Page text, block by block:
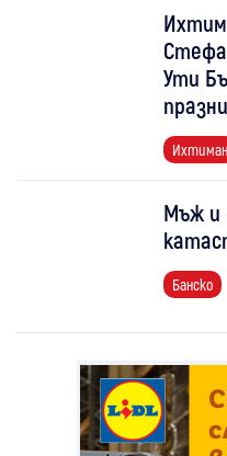
Ути
Ихтиман
Мъж и
Банско